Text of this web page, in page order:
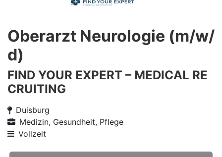
Oberarzt Neurologie (m/w/
d)
FIND YOUR EXPERT – MEDICAL RE
CRUITING
Duisburg
Medizin, Gesundheit, Pflege
Vollzeit